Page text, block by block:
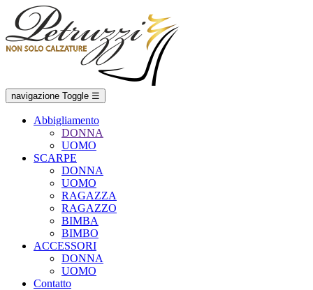
navigazione Toggle ☰
Abbigliamento
DONNA
UOMO
SCARPE
DONNA
UOMO
RAGAZZA
RAGAZZO
BIMBA
BIMBO
ACCESSORI
DONNA
UOMO
Contatto